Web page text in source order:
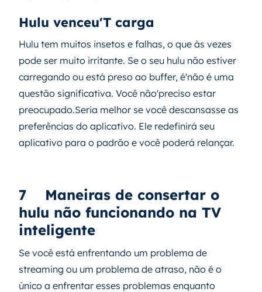
Hulu venceu'T carga
Hulu tem muitos insetos e falhas, o que às vezes
pode ser muito irritante. Se o seu hulu não estiver
carregando ou está preso ao buffer, é'não é uma
questão significativa. Você não'preciso estar
preocupado.Seria melhor se você descansasse as
preferências do aplicativo. Ele redefinirá seu
aplicativo para o padrão e você poderá relançar.
7
Maneiras de consertar o
hulu não funcionando na TV
inteligente
Se você está enfrentando um problema de
streaming ou um problema de atraso, não é o
único a enfrentar esses problemas enquanto